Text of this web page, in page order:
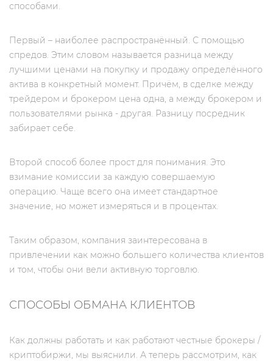
способами.
Первый – наиболее распространённый. С помощью
спредов. Этим словом называется разница между
лучшими ценами на покупку и продажу определённого
актива в конкретный момент. Причём, в сделке между
трейдером и брокером цена одна, а между брокером и
пользователями рынка - другая. Разницу посредник
забирает себе.
Второй способ более прост для понимания. Это
взимание комиссии за каждую совершаемую
операцию. Чаще всего она имеет стандартное
значение, но может измеряться и в процентах.
Таким образом, компания заинтересована в
привлечении как можно большего количества клиентов
и том, чтобы они вели активную торговлю.
СПОСОБЫ ОБМАНА КЛИЕНТОВ
Как должны работать и как работают честные брокеры /
криптобиржи, мы выяснили. А теперь рассмотрим, как